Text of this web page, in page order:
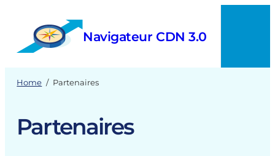
content
Navigateur CDN 3.0
Home / Partenaires
Partenaires